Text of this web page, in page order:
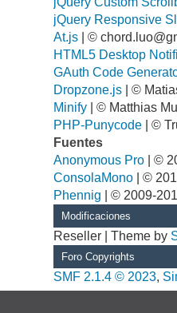
jQuery Responsive
At.js | ©
HTML5 Desktop
GAuth Code
Dropzone.js | ©
Minify | © Matthias
PHP-Punycode | ©
Fuentes
Anonymous Pro | ©
ConsolaMono | ©
Phennig | © 2009-
Modificaciones
Reseller | Theme by
Foro Copyrights
SMF 2.1.4 © 2023,